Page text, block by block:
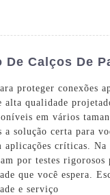
Calços De
proteger conexões
qualidade
em vários
solução certa para
críticas.
por testes
que você espera.
e serviço